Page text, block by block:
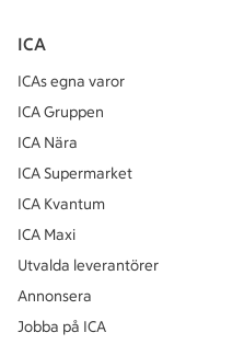
ICA
ICAs egna varor
ICA Gruppen
ICA Nära
ICA Supermarket
ICA Kvantum
ICA Maxi
Utvalda leverantörer
Annonsera
Jobba på ICA